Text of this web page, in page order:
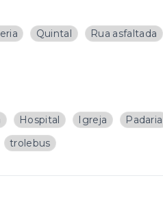
Quintal
Rua asfaltada
Hospital Igreja Padaria
trolebus